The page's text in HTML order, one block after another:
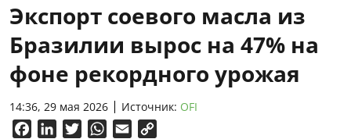
Экспорт соевого масла из
Бразилии вырос на 47% на
фоне рекордного урожая
14:36, 29 мая 2026 Источник: OFI
FacebookLinkedInTwitterWhatsApp
Email